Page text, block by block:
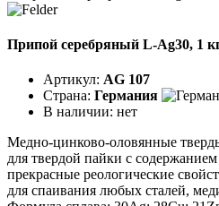
Припой серебряный L-Ag30, 1
Артикул: AG 107
Страна: Германия
В наличии: нет
Медно-цинково-оловянные
для твердой пайки с
прекрасные реологические
для спаивания любых сталей,